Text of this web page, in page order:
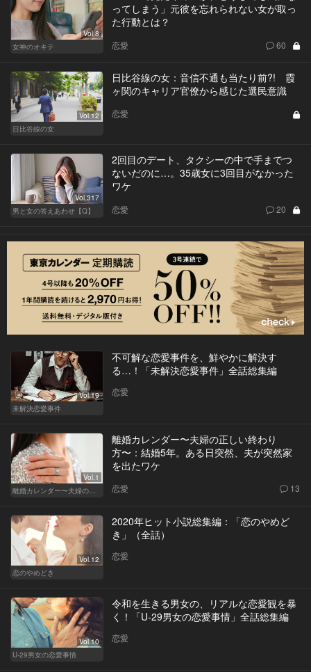
Vol.8
女神のオキテ
ってしまう」元彼を忘れられない女が取っ
た行動とは？
恋愛 60
Vol.12
日比谷線の女
日比谷線の女：音信不通も当たり前?! 霞
ヶ関のキャリア官僚から感じた選民意識
恋愛
Vol.317
男と女の答えあわせ【Q】
2回目のデート、タクシーの中で手までつ
ないだのに…。35歳女に3回目がなかった
ワケ
恋愛 20
Vol.19
未解決恋愛事件
不可解な恋愛事件を、鮮やかに解決す
る…！「未解決恋愛事件」全話総集編
恋愛
Vol.1
離婚カレンダー〜夫婦の正しい終わり方〜
離婚カレンダー〜夫婦の正しい終わり
方〜：結婚5年。ある日突然、夫が突然家
を出たワケ
恋愛 13
Vol.12
恋のやめどき
2020年ヒット小説総集編：「恋のやめど
き」（全話）
恋愛
Vol.10
U-29男女の恋愛事情
令和を生きる男女の、リアルな恋愛観を暴
く！「U-29男女の恋愛事情」全話総集編
恋愛